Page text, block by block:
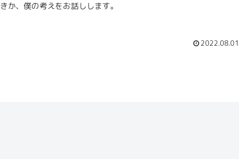
きか、僕の考えをお話しします。
2022.08.01